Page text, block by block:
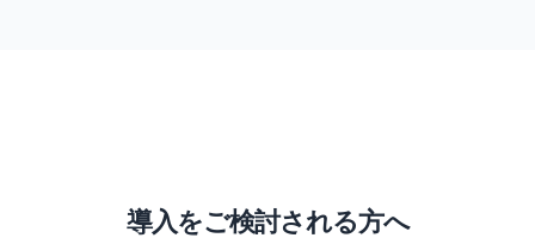
導入をご検討される方へ